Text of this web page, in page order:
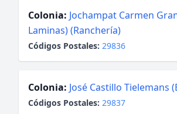
Colonia: Jochampat Carmen
Laminas) (Ranchería)
Códigos Postales: 29836
Colonia: José Castillo Tielemans
Códigos Postales: 29837